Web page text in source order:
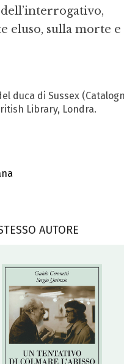
duca di Sussex
Library, Londra.
eluso, sulla morte e
AUTORE